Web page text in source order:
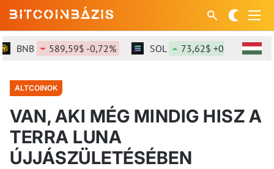
BNB 589,59$ -0,72% SOL 73,62$ +0,57%
ALTCOINOK
VAN, AKI MÉG MINDIG HISZ A
TERRA LUNA
ÚJJÁSZÜLETÉSÉBEN